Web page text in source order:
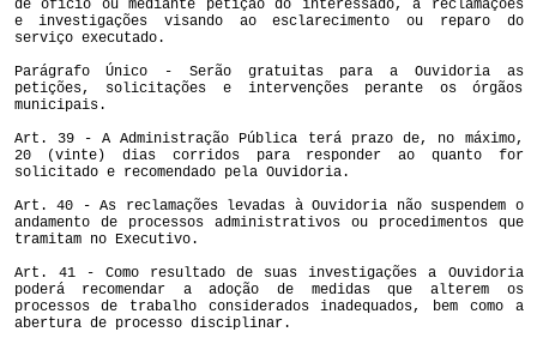
de ofício ou mediante petição do interessado, a reclamações
e investigações visando ao esclarecimento ou reparo do
serviço executado.
Parágrafo Único - Serão gratuitas para a Ouvidoria as
petições, solicitações e intervenções perante os órgãos
municipais.
Art. 39 - A Administração Pública terá prazo de, no máximo,
20 (vinte) dias corridos para responder ao quanto for
solicitado e recomendado pela Ouvidoria.
Art. 40 - As reclamações levadas à Ouvidoria não suspendem o
andamento de processos administrativos ou procedimentos que
tramitam no Executivo.
Art. 41 - Como resultado de suas investigações a Ouvidoria
poderá recomendar a adoção de medidas que alterem os
processos de trabalho considerados inadequados, bem como a
abertura de processo disciplinar.